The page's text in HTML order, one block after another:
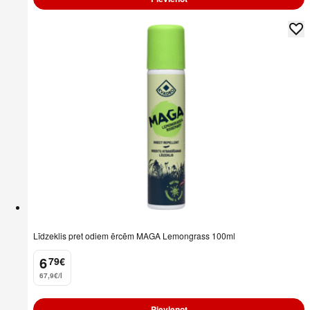
Līdzeklis pret odiem ērcēm MAGA Lemongrass 100ml
6
. 79€
67,9€/l